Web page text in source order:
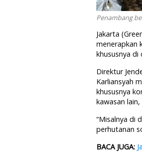
Penambang
Jakarta
menerapkan
khususnya di
Direktur
Karliansyah
khususnya
kawasan
“Misalnya di
perhutanan
BACA JUGA: